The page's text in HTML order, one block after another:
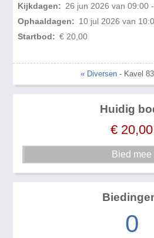
Kijkdagen: 26 jun 2026 van 09:00
Ophaaldagen: 10 jul 2026 van
Startbod: € 20,00
« Diversen- Kavel
Huidig
€ 20,00
0